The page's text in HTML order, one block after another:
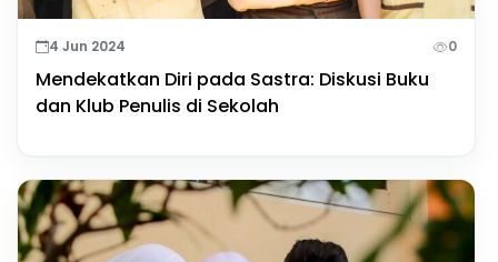
4 Jun 2024 0
Mendekatkan Diri pada Sastra: Diskusi Buku
dan Klub Penulis di Sekolah